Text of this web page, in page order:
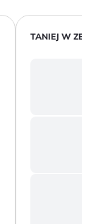
TANIEJ W